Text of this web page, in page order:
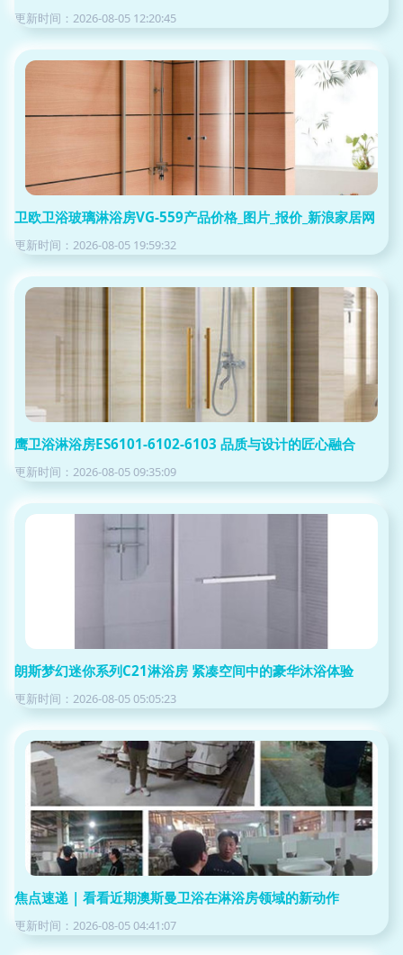
更新时间：2026-08-05 12:20:45
卫欧卫浴玻璃淋浴房VG-559产品价格_图片_报价_新浪家居网
更新时间：2026-08-05 19:59:32
鹰卫浴淋浴房ES6101-6102-6103 品质与设计的匠心融合
更新时间：2026-08-05 09:35:09
朗斯梦幻迷你系列C21淋浴房 紧凑空间中的豪华沐浴体验
更新时间：2026-08-05 05:05:23
焦点速递 | 看看近期澳斯曼卫浴在淋浴房领域的新动作
更新时间：2026-08-05 04:41:07